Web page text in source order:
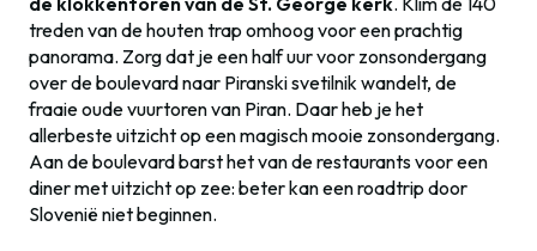
treden van de houten trap omhoog voor een prachtig
panorama. Zorg dat je een half uur voor zonsondergang
over de boulevard naar Piranski svetilnik wandelt, de
fraaie oude vuurtoren van Piran. Daar heb je het
allerbeste uitzicht op een magisch mooie zonsondergang.
Aan de boulevard barst het van de restaurants voor een
diner met uitzicht op zee: beter kan een roadtrip door
Slovenië niet beginnen.